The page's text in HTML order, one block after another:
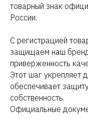
товарный знак
России.
С регистрацией
защищаем наш
приверженность
Этот шаг укрепляет
обеспечивает
собственность.
Официальные